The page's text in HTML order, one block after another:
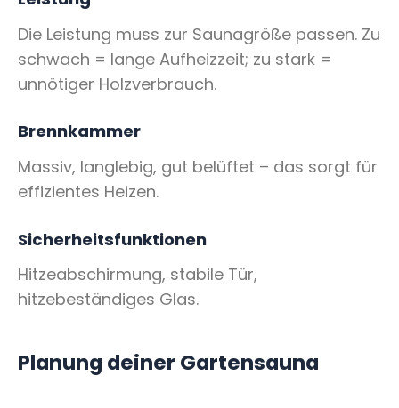
Die Leistung muss zur Saunagröße passen. Zu
schwach = lange Aufheizzeit; zu stark =
unnötiger Holzverbrauch.
Brennkammer
Massiv, langlebig, gut belüftet – das sorgt für
effizientes Heizen.
Sicherheitsfunktionen
Hitzeabschirmung, stabile Tür,
hitzebeständiges Glas.
Planung deiner Gartensauna